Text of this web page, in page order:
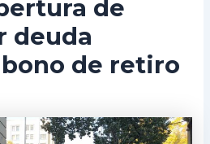
de
deuda
de retiro